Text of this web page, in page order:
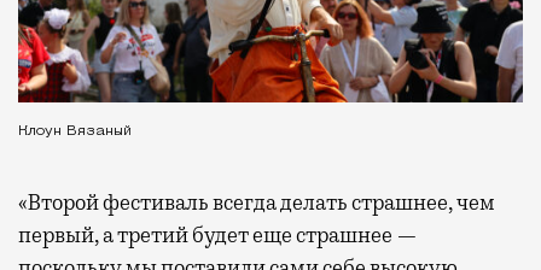
Клоун Вязаный
«Второй фестиваль всегда делать страшнее, чем
первый, а третий будет еще страшнее —